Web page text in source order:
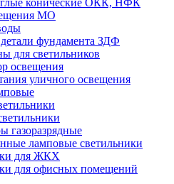
МО
фундамента ЗДФ
для светильников
освещения
уличного освещения
газоразрядные
ламповые светильники
для ЖКХ
для офисных помещений